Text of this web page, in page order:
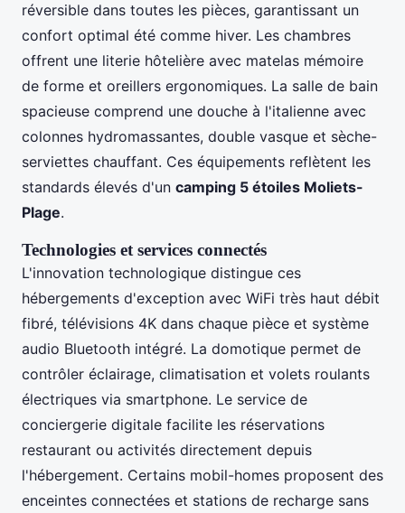
réversible dans toutes les pièces, garantissant un
confort optimal été comme hiver. Les chambres
offrent une literie hôtelière avec matelas mémoire
de forme et oreillers ergonomiques. La salle de bain
spacieuse comprend une douche à l'italienne avec
colonnes hydromassantes, double vasque et sèche-
serviettes chauffant. Ces équipements reflètent les
standards élevés d'un camping 5 étoiles Moliets-
Plage.
Technologies et services connectés
L'innovation technologique distingue ces
hébergements d'exception avec WiFi très haut débit
fibré, télévisions 4K dans chaque pièce et système
audio Bluetooth intégré. La domotique permet de
contrôler éclairage, climatisation et volets roulants
électriques via smartphone. Le service de
conciergerie digitale facilite les réservations
restaurant ou activités directement depuis
l'hébergement. Certains mobil-homes proposent des
enceintes connectées et stations de recharge sans